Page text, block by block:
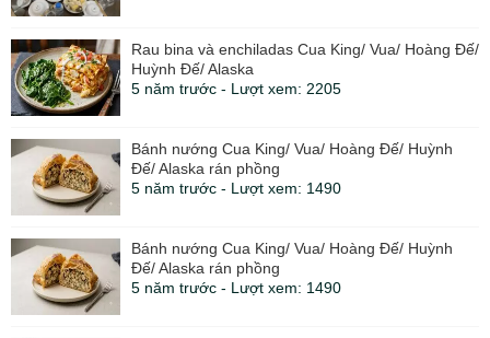
Rau bina và enchiladas Cua King/ Vua/ Hoàng Đế/
Huỳnh Đế/ Alaska
5 năm trước - Lượt xem: 2205
Bánh nướng Cua King/ Vua/ Hoàng Đế/ Huỳnh
Đế/ Alaska rán phồng
5 năm trước - Lượt xem: 1490
Bánh nướng Cua King/ Vua/ Hoàng Đế/ Huỳnh
Đế/ Alaska rán phồng
5 năm trước - Lượt xem: 1490